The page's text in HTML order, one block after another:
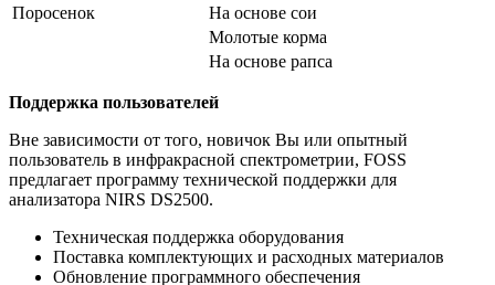
Поросенок
На основе сои
Молотые корма
На основе рапса
Поддержка пользователей
Вне зависимости от того, новичок Вы или опытный
пользователь в инфракрасной спектрометрии, FOSS
предлагает программу технической поддержки для
анализатора NIRS DS2500.
Техническая поддержка оборудования
Поставка комплектующих и расходных материалов
Обновление программного обеспечения